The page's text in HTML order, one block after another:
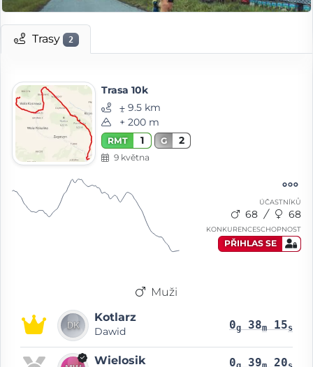
Trasy 2
Trasa 10k
⨦ 9.5 km
+ 200 m
RMT 1 G 2
9 května
ÚČASTNÍKŮ
68 68
KONKURENCESCHOPNOST
PŘIHLAS SE
Muži
Kotlarz
Dawid 0g 38m 15s
Wielosik 0 39 20